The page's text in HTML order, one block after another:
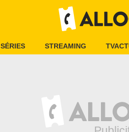
SÉRIES STREAMING